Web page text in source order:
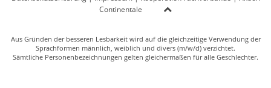
Continentale
Aus Gründen der besseren Lesbarkeit wird auf die gleichzeitige Verwendung der
Sprachformen männlich, weiblich und divers (m/w/d) verzichtet.
Sämtliche Personenbezeichnungen gelten gleichermaßen für alle Geschlechter.